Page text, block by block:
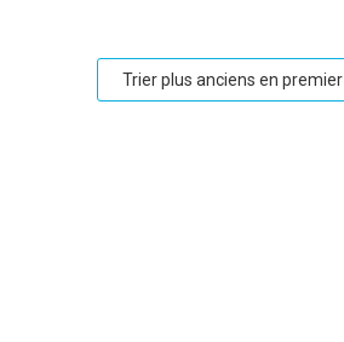
Trier plus anciens en premier